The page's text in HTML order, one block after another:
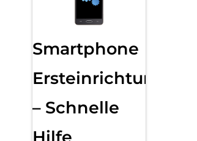
Smartphone
Ersteinrichtung
– Schnelle
Hilfe